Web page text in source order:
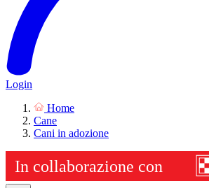
Login
Home
Cane
Cani in adozione